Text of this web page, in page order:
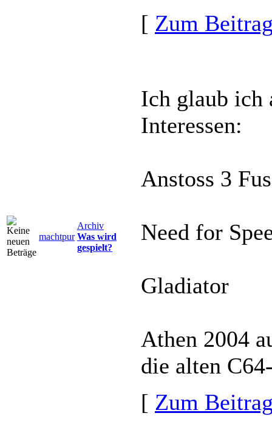
[ Zum
machtpur
Archiv
Was wird
gespielt?
Ich glaub ich
Interessen:
Anstoss 3
Need for
Gladiator
Athen 2004
die alten
[ Zum